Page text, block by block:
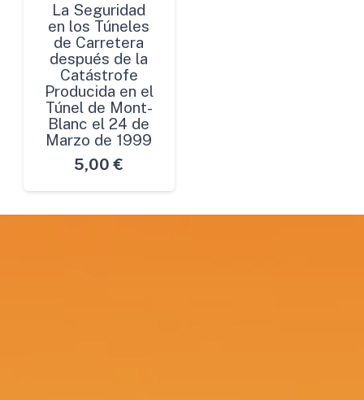
La Seguridad
en los Túneles
de Carretera
después de la
Catástrofe
Producida en el
Túnel de Mont-
Blanc el 24 de
Marzo de 1999
5,00 €